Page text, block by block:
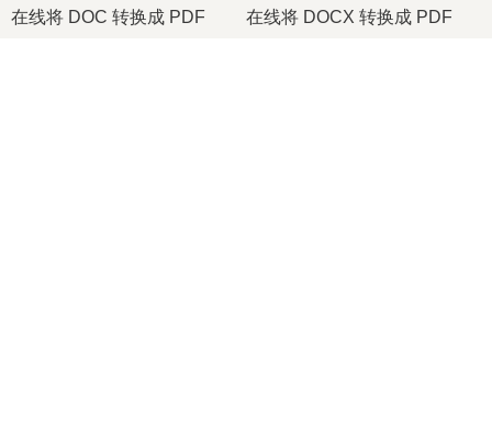
在线将 DOC 转换成 PDF 在线将 DOCX 转换成 PDF